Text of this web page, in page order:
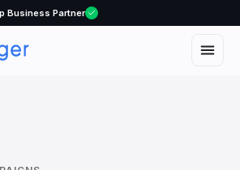
Business Partner
here